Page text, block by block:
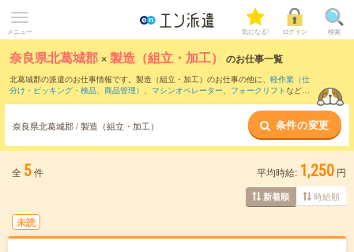
メニュー 気になる! ログイン 検索
奈良県北葛城郡 ×製造（組立・加工） のお仕事一覧
北葛城郡の派遣のお仕事情報です。製造（組立・加工）のお仕事の他に、 軽作業（仕
分け・ピッキング・検品、商品管理） 、 マシンオペレーター、 フォークリフトなどを
製造（組立・加工）のお仕事とは？と
は？
奈良県北葛城郡 / 製造（組立・加工） 条件の変更
全 5件 平均時給: 1,250 円
新着順 時給順
未読